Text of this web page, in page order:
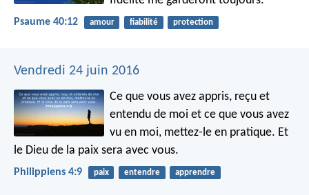
Psaume 40:12 amour fiabilité protection
Vendredi 24 juin 2016
Ce que vous avez appris, reçu et
entendu de moi et ce que vous avez
vu en moi, mettez-le en pratique. Et
le Dieu de la paix sera avec vous.
Philippiens 4:9 paix entendre apprendre